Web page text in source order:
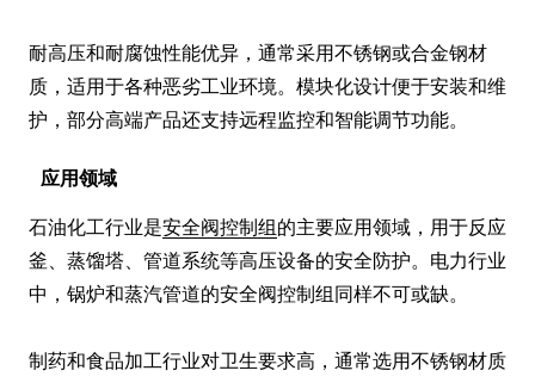
耐高压和耐腐蚀性能优异，通常采用不锈钢或合金钢材
质，适用于各种恶劣工业环境。模块化设计便于安装和维
护，部分高端产品还支持远程监控和智能调节功能。
应用领域
石油化工行业是安全阀控制组 的主要应用领域，用于反应
釜、蒸馏塔、管道系统等高压设备的安全防护。电力行业
中，锅炉和蒸汽管道的安全阀控制组同样不可或缺。
制药和食品加工行业对卫生要求高，通常选用不锈钢材质